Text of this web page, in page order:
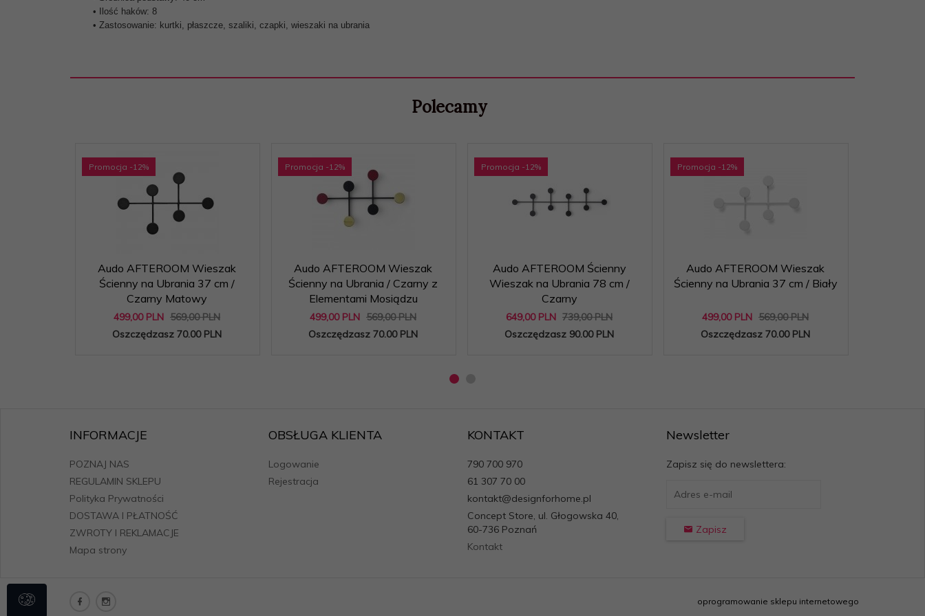
• Ilość haków: 8
• Zastosowanie: kurtki, płaszcze, szaliki, czapki, wieszaki na ubrania
Polecamy
Promocja -12%
Audo AFTEROOM Wieszak
Ścienny na Ubrania 37 cm /
Czarny Matowy
499,00 PLN 569,00 PLN
Oszczędzasz 70.00 PLN
Promocja -12%
Audo AFTEROOM Wieszak
Ścienny na Ubrania / Czarny z
Elementami Mosiądzu
499,00 PLN 569,00 PLN
Oszczędzasz 70.00 PLN
Promocja -12%
Audo AFTEROOM Ścienny
Wieszak na Ubrania 78 cm /
Czarny
649,00 PLN 739,00 PLN
Oszczędzasz 90.00 PLN
Promocja -12%
Audo AFTEROOM Wieszak
Ścienny na Ubrania 37 cm / Biały
499,00 PLN 569,00 PLN
Oszczędzasz 70.00 PLN
INFORMACJE
POZNAJ NAS
REGULAMIN SKLEPU
Polityka Prywatności
DOSTAWA I PŁATNOŚĆ
ZWROTY I REKLAMACJE
Mapa strony
OBSŁUGA KLIENTA
Logowanie
Rejestracja
KONTAKT
790 700 970
61 307 70 00
kontakt@designforhome.pl
Concept Store, ul. Głogowska 40,
60-736 Poznań
Kontakt
Newsletter
Zapisz się do newslettera:
Zapisz
oprogramowanie sklepu internetowego